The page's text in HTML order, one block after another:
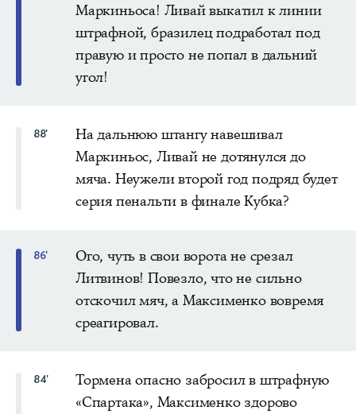
Маркиньоса! Ливай выкатил к линии
штрафной, бразилец подработал под
правую и просто не попал в дальний
угол!
88'
На дальнюю штангу навешивал
Маркиньос, Ливай не дотянулся до
мяча. Неужели второй год подряд будет
серия пенальти в финале Кубка?
86'
Ого, чуть в свои ворота не срезал
Литвинов! Повезло, что не сильно
отскочил мяч, а Максименко вовремя
среагировал.
84'
Тормена опасно забросил в штрафную
«Спартака», Максименко здорово